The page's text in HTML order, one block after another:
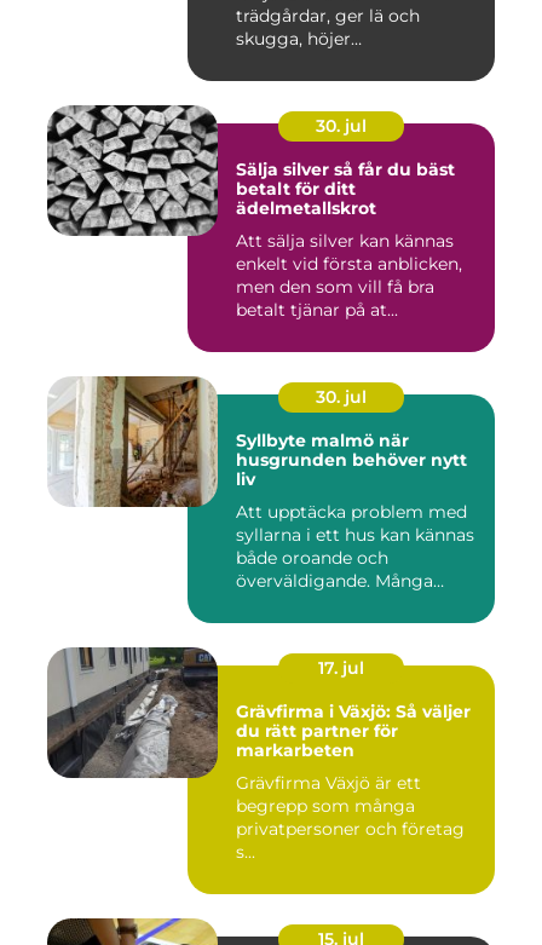
trädgårdar, ger lä och
skugga, höjer
30. jul
Sälja silver så får du bäst
betalt för ditt
ädelmetallskrot
Att sälja silver kan kännas
enkelt vid första anblicken,
men den som vill få bra
betalt tjänar på at...
30. jul
Syllbyte malmö när
husgrunden behöver nytt
liv
Att upptäcka problem med
syllarna i ett hus kan kännas
både oroande och
överväldigande. Många
17. jul
Grävfirma i Växjö: Så väljer
du rätt partner för
markarbeten
Grävfirma Växjö är ett
begrepp som många
privatpersoner och företag
s...
15. jul